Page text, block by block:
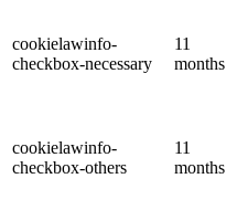
cookielawinfo-
checkbox-necessary
11
months
cookielawinfo-
checkbox-others
11
months